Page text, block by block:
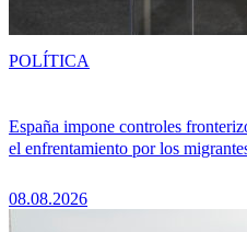
España impone controles
el enfrentamiento por los
08.08.2026
POLÍTICA